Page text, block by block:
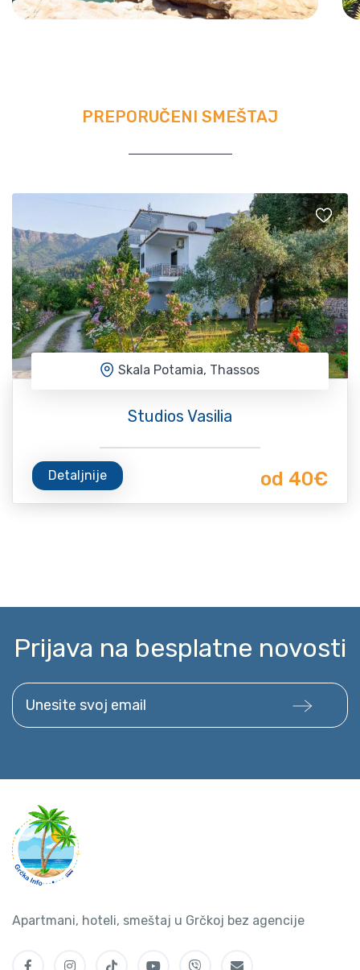
PREPORUČENI SMEŠTAJ
Skala Potamia, Thassos
Studios Vasilia
Detaljnije od 40€
Prijava na besplatne novosti
Unesite svoj email
Apartmani, hoteli, smeštaj u Grčkoj bez agencije